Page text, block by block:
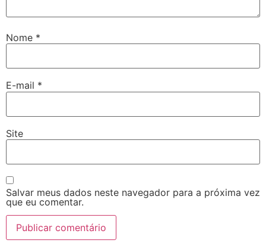
Nome *
E-mail *
Site
Salvar meus dados neste navegador para a próxima vez
que eu comentar.